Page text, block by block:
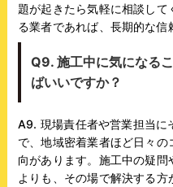
題が起きたら気軽に相談し
る業者であれば、長期的な信
Q9. 施工中に気になる
ばいいですか？
A9. 現場責任者や営業担当に
で、地域密着業者ほど日々
向があります。施工中の疑
よりも、その場で解決する